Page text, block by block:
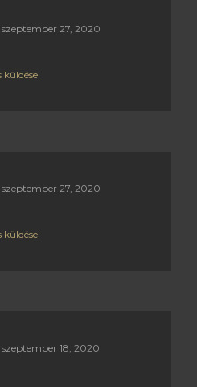
szeptember 27, 2020
küldése
szeptember 27, 2020
küldése
szeptember 18, 2020